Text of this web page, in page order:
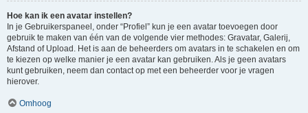
Hoe kan ik een avatar instellen?
In je Gebruikerspaneel, onder “Profiel” kun je een avatar toevoegen door
gebruik te maken van één van de volgende vier methodes: Gravatar, Galerij,
Afstand of Upload. Het is aan de beheerders om avatars in te schakelen en om
te kiezen op welke manier je een avatar kan gebruiken. Als je geen avatars
kunt gebruiken, neem dan contact op met een beheerder voor je vragen
hierover.
Omhoog